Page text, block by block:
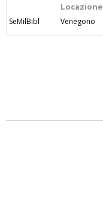
Locazione
SeMilBibl Venegono